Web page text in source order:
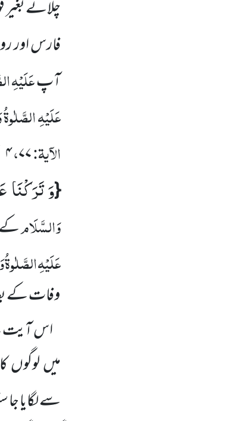
چلائے
فارس اور
آپعَلَیْہِ
عَلَیْہِالصَّلٰوۃُ
الآیۃ:۷۷،۴
{وَ تَرَكْنَا
وَالسَّلَامکے
عَلَیْہِالصَّلٰوۃُ
وفات کے
اس آیت
میںلوگوں
سے لگایا